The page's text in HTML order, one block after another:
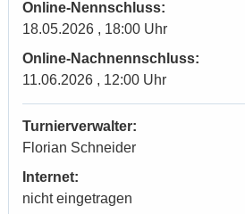
Online-Nennschluss:
18.05.2026 , 18:00 Uhr
Online-Nachnennschluss:
11.06.2026 , 12:00 Uhr
Turnierverwalter:
Florian Schneider
Internet:
nicht eingetragen